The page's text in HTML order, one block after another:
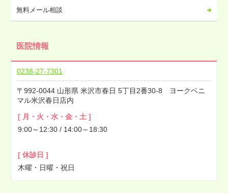
2022年08月
2022年07月
2022年06月
2022年05月
2022年04月
2022年03月
2022年01月
2021年12月
2021年11月
無料メール相談
医院情報
0238-27-7301
992-0044 山形県 米沢市春日 5丁目2番30-8 ヨークベニ
マル米沢春日店内
[ 月・火・水・金・土 ]
9:00～12:30 / 14:00～18:30
[ 休診日 ]
木曜・日曜・祝日